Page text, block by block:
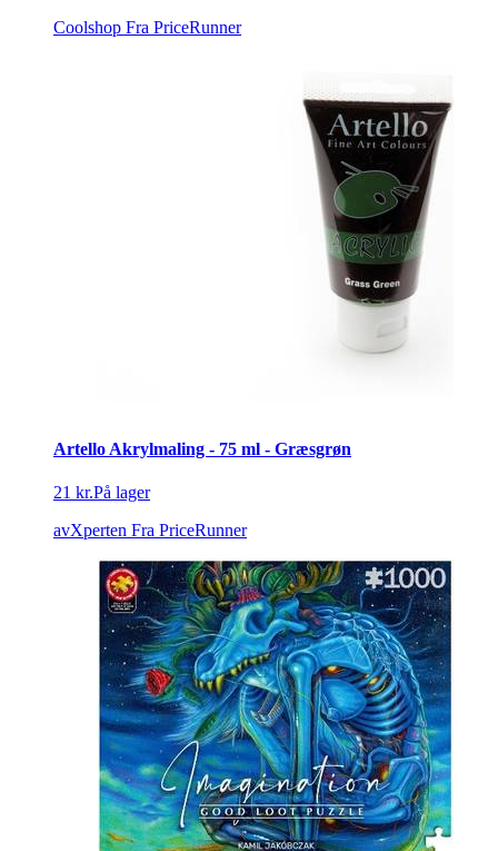
Coolshop Fra PriceRunner
Artello Akrylmaling - 75 ml - Græsgrøn
21 kr.På lager
avXperten Fra PriceRunner